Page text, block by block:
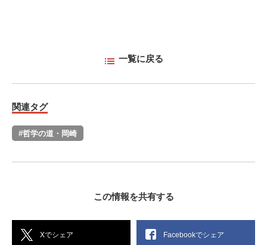
一覧に戻る
関連タグ
#哲学の道・岡崎
この情報を共有する
Xでシェア Facebookでシェア